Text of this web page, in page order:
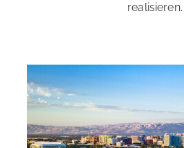
realisieren.
Sprachreise mit Sport
Machen Sie mehr aus Ihrer
Auswahl an Möglichkeiten für
Tanzen